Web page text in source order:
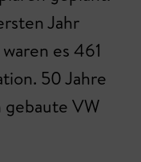
Jahr
es 461
50 Jahre
gebaute VW